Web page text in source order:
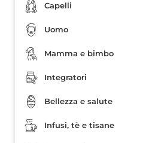
Capelli
Uomo
Mamma e bimbo
Integratori
Bellezza e salute
Infusi, tè e tisane